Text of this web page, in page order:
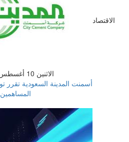
الاقتصاد
الاثنين 10 أغسطس 2026 12:38 صباحاً
المساهمين